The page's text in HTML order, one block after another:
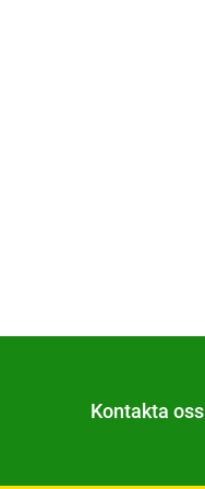
Kontakta oss